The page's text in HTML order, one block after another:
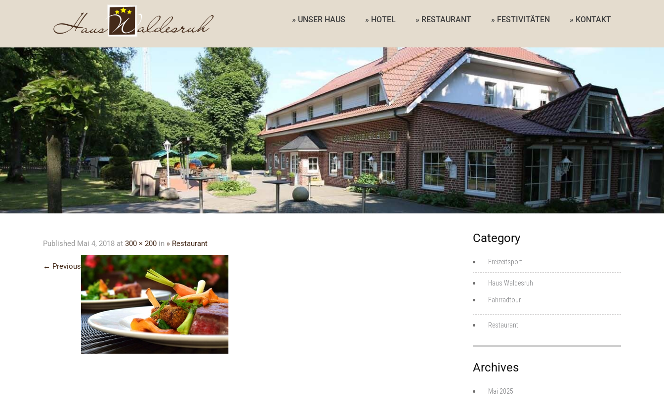
» UNSER HAUS » HOTEL » RESTAURANT » FESTIVITÄTEN » KONTAKT
Published Mai 4, 2018 at 300 × 200 in » Restaurant
← Previous
Category
Freizeitsport
Haus Waldesruh
Fahrradtour
Restaurant
Archives
Mai 2025